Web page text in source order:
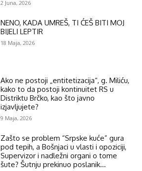
2 Juna, 2026
NENO, KADA UMREŠ, TI ĆEŠ BITI MOJ
BIJELI LEPTIR
18 Maja, 2026
Ako ne postoji „entitetizacija“, g. Miliću,
kako to da postoji kontinuitet RS u
Distriktu Brčko, kao što javno
izjavljujete?
9 Maja, 2026
Zašto se problem “Srpske kuće” gura
pod tepih, a Bošnjaci u vlasti i opoziciji,
Supervizor i nadležni organi o tome
šute? Šutnju prekinuo poslanik...